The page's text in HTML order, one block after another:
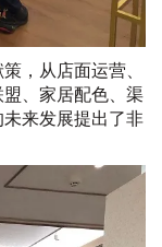
，从店面运营、
、家居配色、渠
来发展提出了非